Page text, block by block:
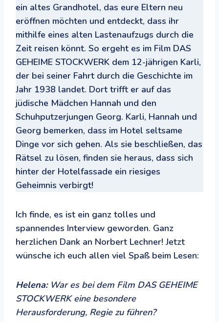
ein altes Grandhotel, das eure Eltern neu
eröffnen möchten und entdeckt, dass ihr
mithilfe eines alten Lastenaufzugs durch die
Zeit reisen könnt. So ergeht es im Film DAS
GEHEIME STOCKWERK dem 12-jährigen Karli,
der bei seiner Fahrt durch die Geschichte im
Jahr 1938 landet. Dort trifft er auf das
jüdische Mädchen Hannah und den
Schuhputzerjungen Georg. Karli, Hannah und
Georg bemerken, dass im Hotel seltsame
Dinge vor sich gehen. Als sie beschließen, das
Rätsel zu lösen, finden sie heraus, dass sich
hinter der Hotelfassade ein riesiges
Geheimnis verbirgt!
Ich finde, es ist ein ganz tolles und
spannendes Interview geworden. Ganz
herzlichen Dank an Norbert Lechner! Jetzt
wünsche ich euch allen viel Spaß beim Lesen:
Helena: War es bei dem Film DAS GEHEIME
STOCKWERK eine besondere
Herausforderung, Regie zu führen?